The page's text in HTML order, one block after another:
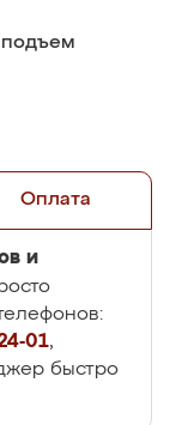
подъем
Оплата
и
01,
быстро